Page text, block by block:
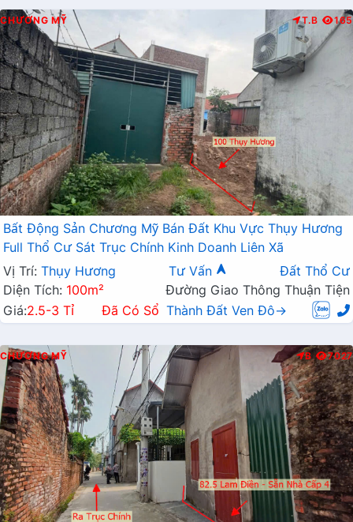
CHƯƠNG MỸ T.B 165
Bất Động Sản Chương Mỹ Bán Đất Khu Vực Thụy Hương
Full Thổ Cư Sát Trục Chính Kinh Doanh Liên Xã
Vị Trí: Thụy Hương Tư Vấn
Đất Thổ Cư
Diện Tích: 100m²
Đường Giao Thông Thuận Tiện
Giá:2.5-3 Tỉ Đã Có Sổ Thành Đất Ven Đô→
CHƯƠNG MỸ B 7027